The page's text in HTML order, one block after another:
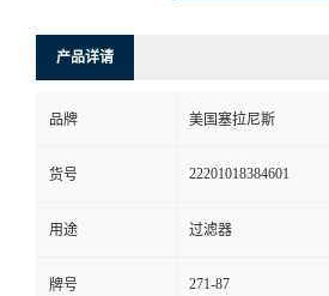
留
言
产品详请
品牌 美国塞拉尼斯
货号 22201018384601
用途 过滤器
牌号 271-87